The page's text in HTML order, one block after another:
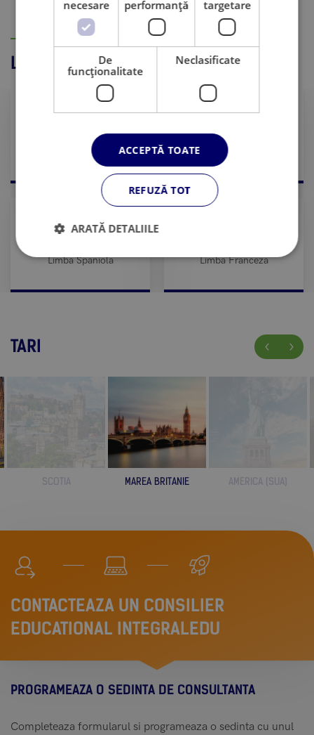
IN CE LIMBI POTI STUDIA
LIMBI DE PREDARE
Limba Engleza Limba Germana
Limba Spaniola Limba Franceza
TARI
SCOTIA MAREA BRITANIE AMERICA (SUA)
CONTACTEAZA UN CONSILIER
EDUCATIONAL INTEGRALEDU
PROGRAMEAZA O SEDINTA DE CONSULTANTA
Completeaza formularul si programeaza o sedinta cu unul
necesare
performanță
targetare
De
funcţionalitate
Neclasificate
ACCEPTĂ TOATE
REFUZĂ TOT
ARATĂ DETALIILE